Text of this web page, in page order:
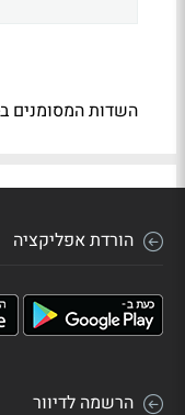
השדות המסומנים
הורדת אפליקציה
הרשמה לדיוור